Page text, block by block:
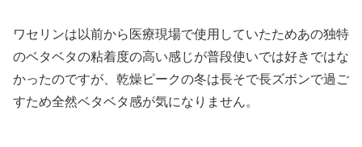
ワセリンは以前から医療現場で使用していたためあの独特
のベタベタの粘着度の高い感じが普段使いでは好きではな
かったのですが、乾燥ピークの冬は長そで長ズボンで過ご
すため全然ベタベタ感が気になりません。